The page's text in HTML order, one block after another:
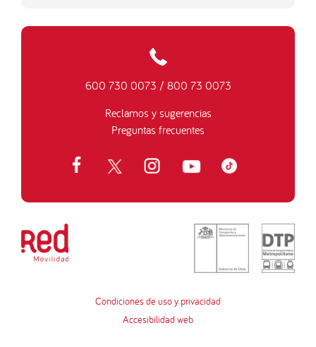
600 730 0073 / 800 73 0073
Reclamos y sugerencias
Preguntas frecuentes
Condiciones de uso y privacidad
Accesibilidad web